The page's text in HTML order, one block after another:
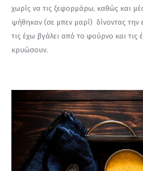
χωρίς να τις ξεφορμάρω, καθώς και
ψήθηκαν (σε μπεν μαρί)  δίνοντας την
τις έχω βγάλει από το φούρνο και τις
κρυώσουν.